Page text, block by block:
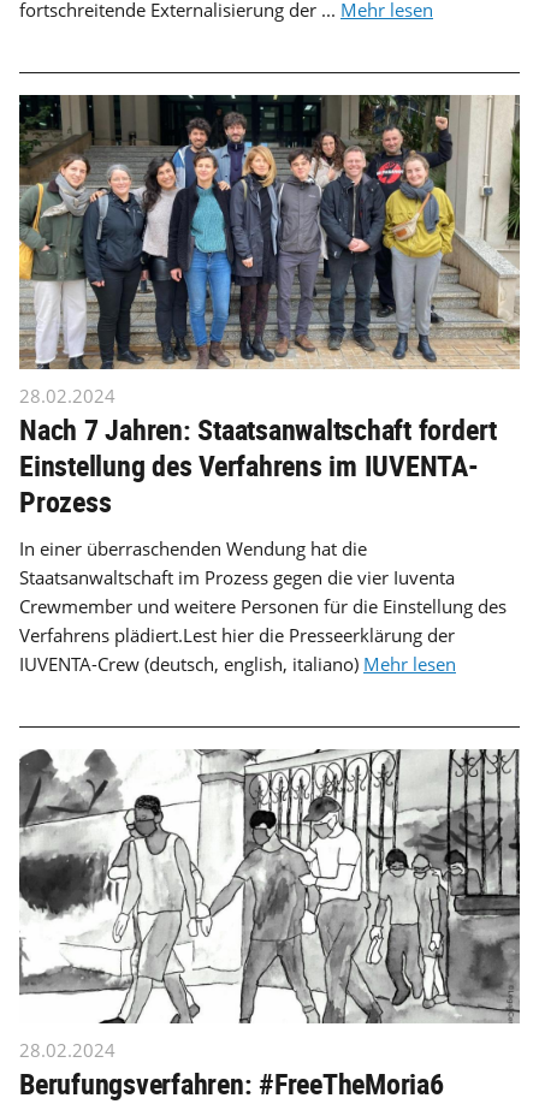
fortschreitende Externalisierung der ... Mehr lesen
28.02.2024
Nach 7 Jahren: Staatsanwaltschaft fordert
Einstellung des Verfahrens im IUVENTA-
Prozess
In einer überraschenden Wendung hat die
Staatsanwaltschaft im Prozess gegen die vier Iuventa
Crewmember und weitere Personen für die Einstellung des
Verfahrens plädiert.Lest hier die Presseerklärung der
IUVENTA-Crew (deutsch, english, italiano) Mehr lesen
28.02.2024
Berufungsverfahren: #FreeTheMoria6